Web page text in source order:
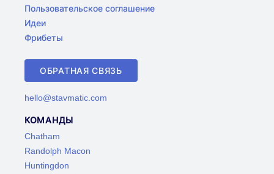
Пользовательское соглашение
Идеи
Фрибеты
ОБРАТНАЯ СВЯЗЬ
hello@stavmatic.com
КОМАНДЫ
Chatham
Randolph Macon
Huntingdon